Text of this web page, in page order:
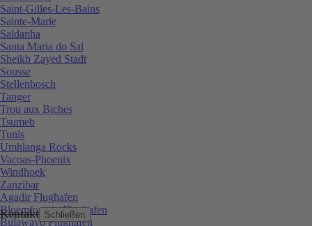
Kontakt Schließen
Saint-Gilles-Les-Bains
Sainte-Marie
Saldanha
Santa Maria do Sal
Sheikh Zayed Stadt
Sousse
Stellenbosch
Tanger
Trou aux Biches
Tsumeb
Tunis
Umhlanga Rocks
Vacoas-Phoenix
Windhoek
Zanzibar
Agadir Flughafen
Bloemfontein Flughafen
Bulawayo Flughafen